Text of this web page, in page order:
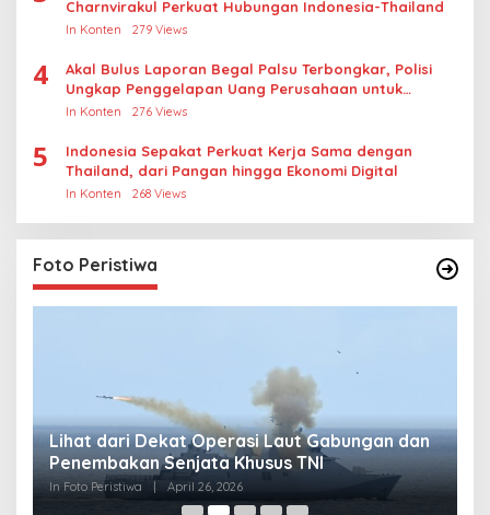
Charnvirakul Perkuat Hubungan Indonesia-Thailand
In Konten 279 Views
4
Akal Bulus Laporan Begal Palsu Terbongkar, Polisi
Ungkap Penggelapan Uang Perusahaan untuk
Crypto
In Konten 276 Views
5
Indonesia Sepakat Perkuat Kerja Sama dengan
Thailand, dari Pangan hingga Ekonomi Digital
In Konten 268 Views
Foto Peristiwa
Lihat dari Dekat Operasi Laut Gabungan dan
Penembakan Senjata Khusus TNI
In Foto Peristiwa April 26, 2026